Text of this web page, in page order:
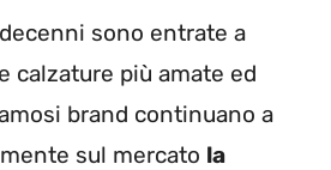
sono entrate a
calzature più amate ed
brand continuano a
sul mercato la